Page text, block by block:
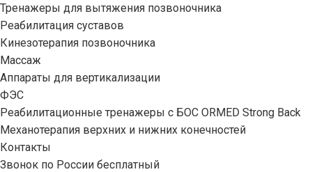
Тренажеры для вытяжения позвоночника
Реабилитация суставов
Кинезотерапия позвоночника
Массаж
Аппараты для вертикализации
ФЭС
Реабилитационные тренажеры с БОС ORMED Strong Back
Механотерапия верхних и нижних конечностей
Контакты
Звонок по России бесплатный